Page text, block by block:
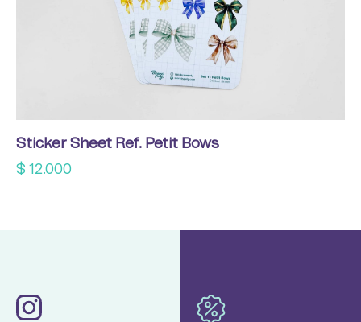
Sticker Sheet Ref. Petit Bows
$ 12.000